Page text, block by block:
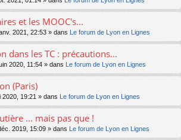
et les MOOC's...
2021, 22:53 » dans Le forum de Lyon en Lignes
dans les TC : précautions...
2020, 11:54 » dans Le forum de Lyon en Lignes
(Paris)
2020, 19:21 » dans Le forum de Lyon en Lignes
... mais pas que !
2019, 15:09 » dans Le forum de Lyon en Lignes